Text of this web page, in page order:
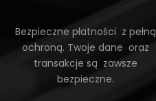
Bezpieczne płatności z pełną
ochroną. Twoje dane oraz
transakcje są zawsze
bezpieczne.